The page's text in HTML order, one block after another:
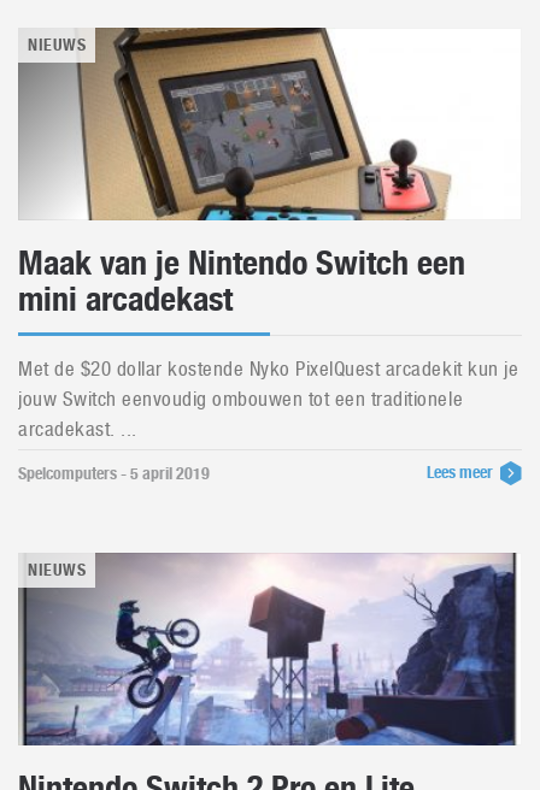
NIEUWS
Maak van je Nintendo Switch een
mini arcadekast
Met de $20 dollar kostende Nyko PixelQuest arcadekit kun je
jouw Switch eenvoudig ombouwen tot een traditionele
arcadekast. ...
Spelcomputers - 5 april 2019 Lees meer
NIEUWS